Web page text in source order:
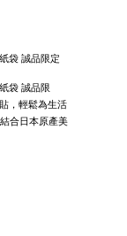
袋 誠品限定
袋 誠品限
，輕鬆為生活
合日本原產美